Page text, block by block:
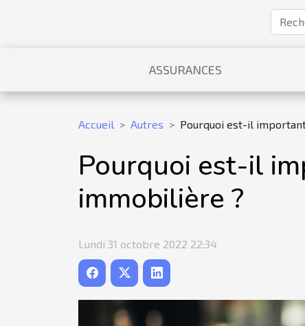
ASSURANCES
Accueil Autres Pourquoi est-il
Pourquoi est-il
immobilière ?
Lundi 31 octobre 2022 22:34